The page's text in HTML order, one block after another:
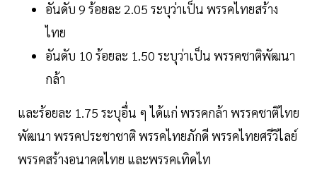
อันดับ 9 ร้อยละ 2.05 ระบุว่าเป็น พรรคไทยสร้าง
ไทย
อันดับ 10 ร้อยละ 1.50 ระบุว่าเป็น พรรคชาติพัฒนา
กล้า
และร้อยละ 1.75 ระบุอื่น ๆ ได้แก่ พรรคกล้า พรรคชาติไทย
พัฒนา พรรคประชาชาติ พรรคไทยภักดี พรรคไทยศรีวิไลย์
พรรคสร้างอนาคตไทย และพรรคเทิดไท